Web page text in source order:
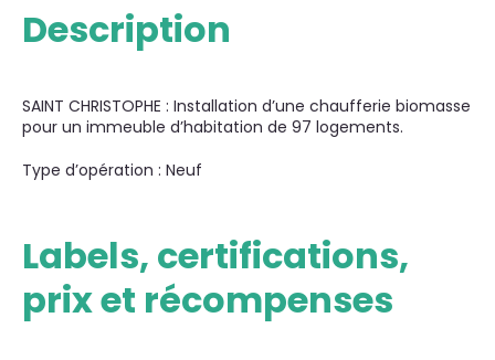
Description
SAINT CHRISTOPHE : Installation d’une chaufferie biomasse
pour un immeuble d’habitation de 97 logements.
Type d’opération : Neuf
Labels, certifications,
prix et récompenses